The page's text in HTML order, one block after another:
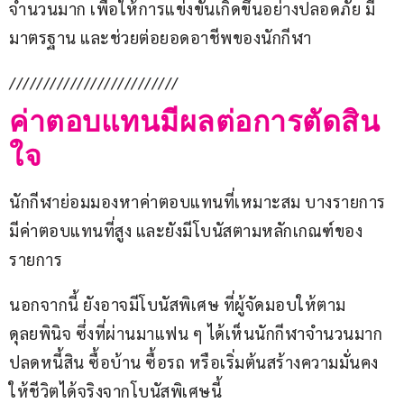
จำนวนมาก เพื่อให้การแข่งขันเกิดขึ้นอย่างปลอดภัย มี
มาตรฐาน และช่วยต่อยอดอาชีพของนักกีฬา
/////////////////////////
ค่าตอบแทนมีผลต่อการตัดสิน
ใจ
นักกีฬาย่อมมองหาค่าตอบแทนที่เหมาะสม บางรายการ
มีค่าตอบแทนที่สูง และยังมีโบนัสตามหลักเกณฑ์ของ
รายการ
นอกจากนี้ ยังอาจมีโบนัสพิเศษ ที่ผู้จัดมอบให้ตาม
ดุลยพินิจ ซึ่งที่ผ่านมาแฟน ๆ ได้เห็นนักกีฬาจำนวนมาก
ปลดหนี้สิน ซื้อบ้าน ซื้อรถ หรือเริ่มต้นสร้างความมั่นคง
ให้ชีวิตได้จริงจากโบนัสพิเศษนี้